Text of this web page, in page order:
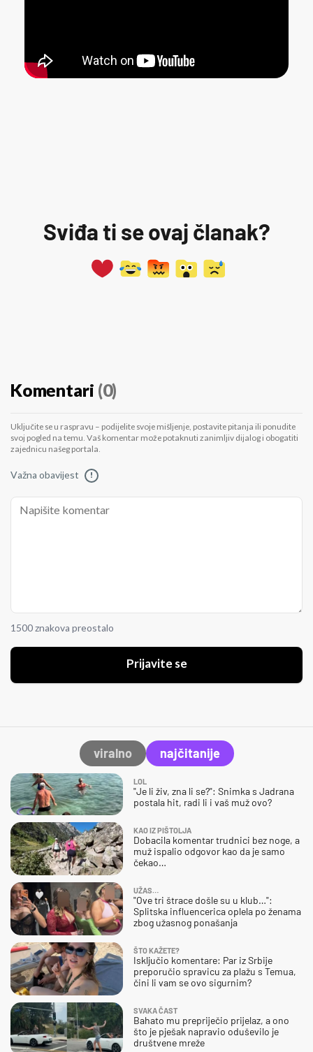
Sviđa ti se ovaj članak?
Komentari (0)
Uključite se u raspravu – podijelite svoje mišljenje, postavite pitanja ili ponudite
svoj pogled na temu. Vaš komentar može potaknuti zanimljiv dijalog i obogatiti
zajednicu našeg portala.
Važna obavijest !
1500 znakova preostalo
Prijavite se
viralno najčitanije
LOL
"Je li živ, zna li se?": Snimka s Jadrana
postala hit, radi li i vaš muž ovo?
KAO IZ PIŠTOLJA
Dobacila komentar trudnici bez noge, a
muž ispalio odgovor kao da je samo
čekao…
UŽAS…
"Ove tri štrace došle su u klub…":
Splitska influencerica oplela po ženama
zbog užasnog ponašanja
ŠTO KAŽETE?
Isključio komentare: Par iz Srbije
preporučio spravicu za plažu s Temua,
čini li vam se ovo sigurnim?
SVAKA ČAST
Bahato mu prepriječio prijelaz, a ono
što je pješak napravio oduševilo je
društvene mreže